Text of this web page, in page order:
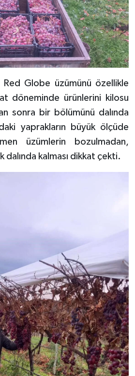
Red Globe üzümünü özellikle
döneminde ürünlerini kilosu
sonra bir bölümünü dalında
yaprakların büyük ölçüde
üzümlerin bozulmadan,
dalında kalması dikkat çekti.